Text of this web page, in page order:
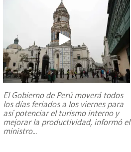
El Gobierno de Perú moverá todos
los días feriados a los viernes para
así potenciar el turismo interno y
mejorar la productividad, informó el
ministro...